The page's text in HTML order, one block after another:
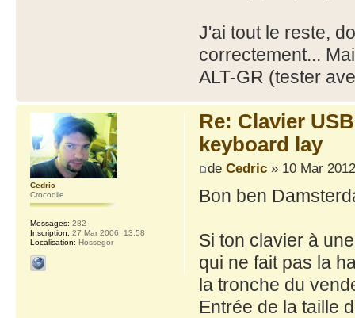
J'ai tout le reste,
correctement...
ALT-GR (tester
Re: Clavier
keyboard lay
de Cedric» 10 Mar
Bon ben
Si ton clavier à
qui ne fait pas la
la tronche du
Entrée de la taille
Cedric
Crocodile
Messages: 282
Inscription: 27 Mar 2006, 13:58
Localisation: Hossegor